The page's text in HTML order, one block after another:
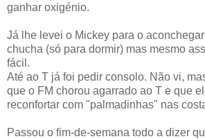
ganhar oxigénio.
Já lhe levei o Mickey para o
chucha (só para dormir) mas mesmo
fácil.
Até ao T já foi pedir consolo. Não vi,
que o FM chorou agarrado ao T e que
reconfortar com "palmadinhas" nas
Passou o fim-de-semana todo a dizer